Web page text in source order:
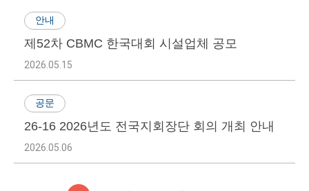
안내
제52차 CBMC 한국대회 시설업체 공모
2026.05.15
공문
26-16 2026년도 전국지회장단 회의 개최 안내
2026.05.06